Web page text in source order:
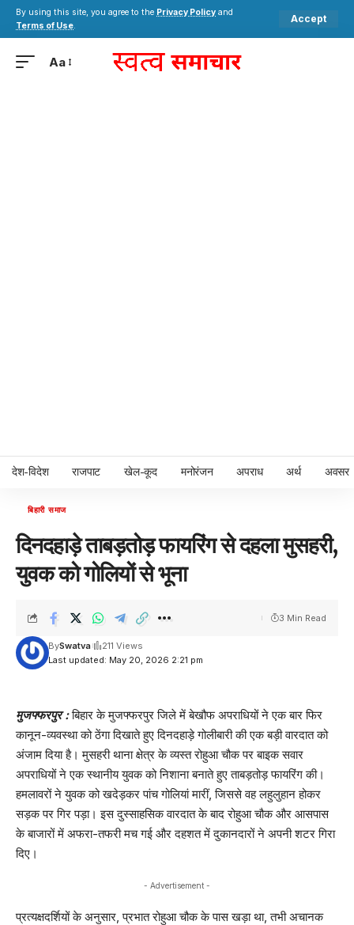
By using this site, you agree to the Privacy Policy and
Terms of Use.
Accept
Aa
देश-विदेश राजपाट खेल-कूद मनोरंजन अपराध अर्थ अवसर
बिहारी समाज
दिनदहाड़े ताबड़तोड़ फायरिंग से दहला मुसहरी,
युवक को गोलियों से भूना
Last updated: May 20, 2026 2:21 pm
BySwatva 211 Views
3 Min Read
मुजफ्फरपुर : बिहार के मुजफ्फरपुर जिले में बेखौफ अपराधियों ने एक बार फिर
कानून-व्यवस्था को ठेंगा दिखाते हुए दिनदहाड़े गोलीबारी की एक बड़ी वारदात को
अंजाम दिया है। मुसहरी थाना क्षेत्र के व्यस्त रोहुआ चौक पर बाइक सवार
अपराधियों ने एक स्थानीय युवक को निशाना बनाते हुए ताबड़तोड़ फायरिंग की।
हमलावरों ने युवक को खदेड़कर पांच गोलियां मारीं, जिससे वह लहुलुहान होकर
सड़क पर गिर पड़ा। इस दुस्साहसिक वारदात के बाद रोहुआ चौक और आसपास
के बाजारों में अफरा-तफरी मच गई और दहशत में दुकानदारों ने अपनी शटर गिरा
दिए।
- Advertisement -
प्रत्यक्षदर्शियों के अनुसार, प्रभात रोहुआ चौक के पास खड़ा था, तभी अचानक